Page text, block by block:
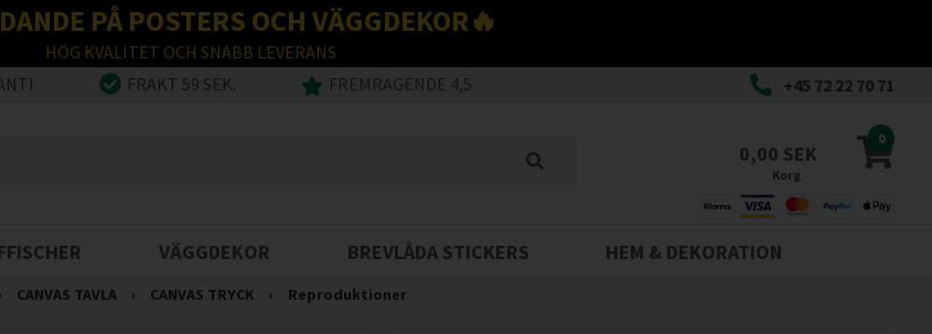
PÅ POSTERS OCH VÄGGDEKOR🔥
HÖG KVALITET OCH SNABB LEVERANS
FRAKT 59 SEK. FREMRAGENDE 4,5 +45 72 22 70 71
0
0,00 SEK
Korg
VÄGGDEKOR BREVLÅDA STICKERS HEM & DEKORATION
› CANVAS TAVLA › CANVAS TRYCK › Reproduktioner